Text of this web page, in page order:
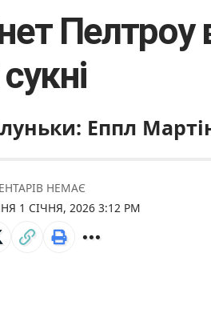
Пелтроу
Еппл
1 СІЧНЯ, 2026 3:12 PM
НЕМАЄ